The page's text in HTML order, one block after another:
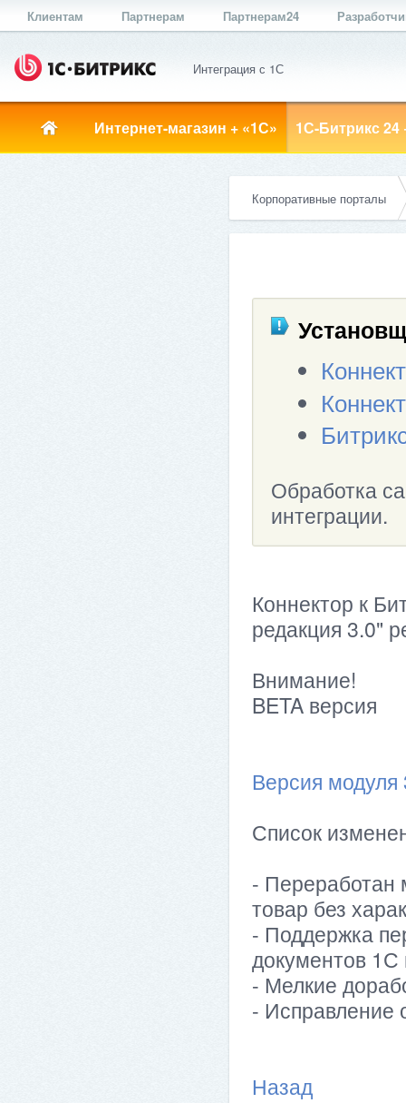
Клиентам Партнерам Партнерам24
Интеграция с 1С
Интернет-магазин + «1С» 1С-Битрикс 24
Корпоративные порталы
Обработка
интеграции.
Коннектор к
редакция 3.0"
Внимание!
BETA версия
Версия модуля
Список
- Переработан
товар без
- Поддержка
документов 1С
- Мелкие
- Исправление
Назад